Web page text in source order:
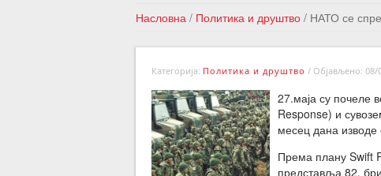
Насловна / Политика и друштво / НАТО се
Категорија: Политика и друштво / Објављено: 08/
27.маја су почеле
Response) и
месец дана
Према плану Swift
представља 82.